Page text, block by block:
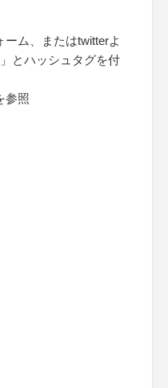
ム、またはtwitterよ
とハッシュタグを付
参照